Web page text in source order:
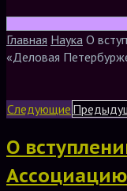
Главная Наука О
«Деловая
Следующие
О